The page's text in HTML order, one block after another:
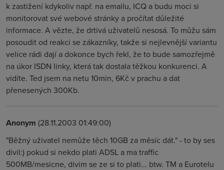
k zastižení kdykoliv např. na emailu, ICQ a budu moci si
monitorovat své webové stránky a pročítat důležité
informace. A vězte, že drtivá uživatelů nesosá. To můžu sám
posoudit od reakci se zákazníky, takže si nejlevnější variantu
velice rádi dají a dokonce bych řekl, že to bude samozřejmě
na úkor ISDN linky, která tak dostala těžkou konkurenci. A
vidíte. Ted jsem na netu 10min, 6Kč v prachu a dat
přenesených 300Kb.
Anonym (28.11.2003 01:49:00)
"Běžný uživatel nemůže těch 10GB za měsíc dát." - to by ses
divil:) pokud si nekdo plati ADSL a ma traffic
500MB/mesicne, divim se ze si to plati... btw. TM a Eurotelu